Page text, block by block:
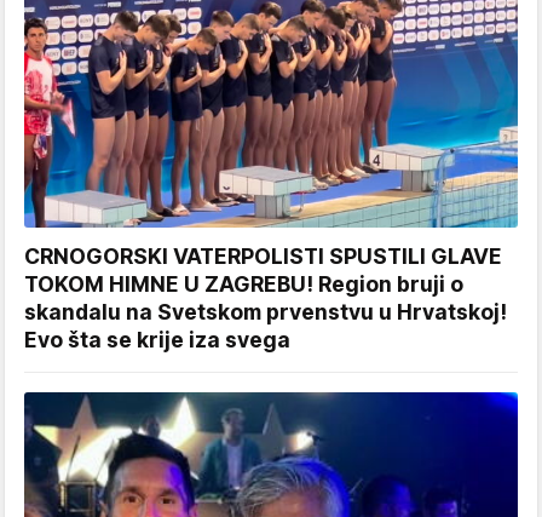
CRNOGORSKI VATERPOLISTI SPUSTILI GLAVE
TOKOM HIMNE U ZAGREBU! Region bruji o
skandalu na Svetskom prvenstvu u Hrvatskoj!
Evo šta se krije iza svega